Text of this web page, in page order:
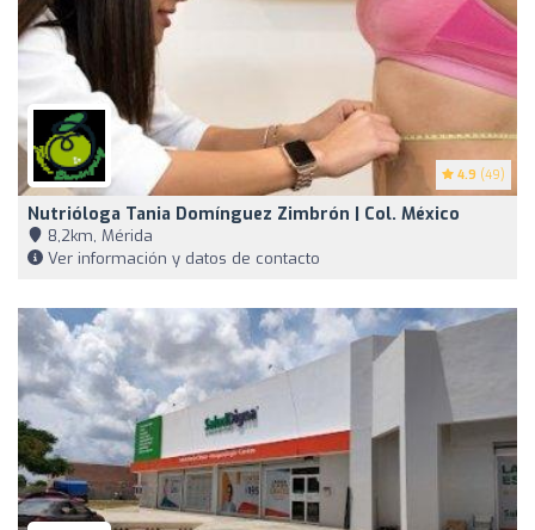
4.9 (49)
Nutrióloga Tania Domínguez Zimbrón | Col. México
8,2km, Mérida
Ver información y datos de contacto